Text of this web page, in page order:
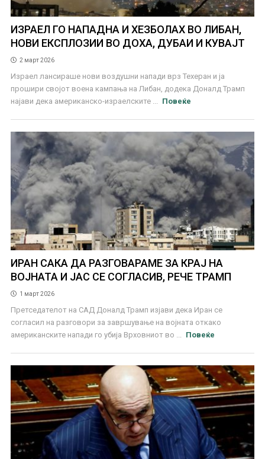
ИЗРАЕЛ ГО НАПАДНА И ХЕЗБОЛАХ ВО ЛИБАН,
НОВИ ЕКСПЛОЗИИ ВО ДОХА, ДУБАИ И КУВАЈТ
2 март 2026
Израел лансираше нови воздушни напади врз Техеран и ја
прошири својот воена кампања на Либан, додека Доналд Трамп
најави дека американско-израелските ...
Повеќе
ИРАН САКА ДА РАЗГОВАРАМЕ ЗА КРАЈ НА
ВОЈНАТА И ЈАС СЕ СОГЛАСИВ, РЕЧЕ ТРАМП
1 март 2026
Претседателот на САД Доналд Трамп изјави дека Иран се
согласил на разговори за завршување на војната откако
американските напади го убија Врховниот во ...
Повеќе